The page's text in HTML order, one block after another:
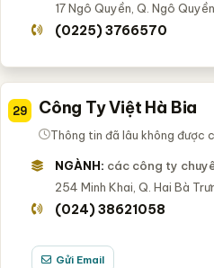
17 Ngô Quyền, Q. Ngô Quyền,
(0225) 3766570
29 Công Ty Việt Hà Bia
Thông tin đã lâu không được
NGÀNH: các công ty
254 Minh Khai, Q. Hai Bà
(024) 38621058
Gửi Email